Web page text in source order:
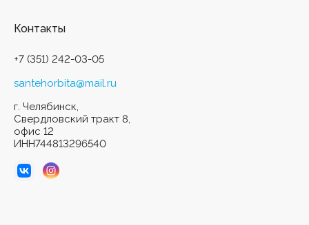
Контакты
+7 (351) 242-03-05
santehorbita@mail.ru
г. Челябинск,
Свердловский тракт 8,
офис 12
ИНН744813296540